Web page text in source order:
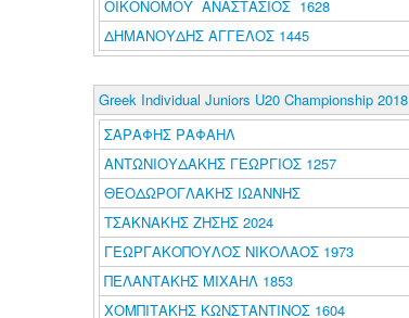
ΟΙΚΟΝΟΜΟΥ ΑΝΑΣΤΑΣΙΟΣ 1628
ΔΗΜΑΝΟΥΔΗΣ ΑΓΓΕΛΟΣ 1445
Greek Individual Juniors U20 Championship 2018
ΣΑΡΑΦΗΣ ΡΑΦΑΗΛ
ΑΝΤΩΝΙΟΥΔΑΚΗΣ ΓΕΩΡΓΙΟΣ 1257
ΘΕΟΔΩΡΟΓΛΑΚΗΣ ΙΩΑΝΝΗΣ
ΤΣΑΚΝΑΚΗΣ ΖΗΣΗΣ 2024
ΓΕΩΡΓΑΚΟΠΟΥΛΟΣ ΝΙΚΟΛΑΟΣ 1973
ΠΕΛΑΝΤΑΚΗΣ ΜΙΧΑΗΛ 1853
ΧΟΜΠΙΤΑΚΗΣ ΚΩΝΣΤΑΝΤΙΝΟΣ 1604